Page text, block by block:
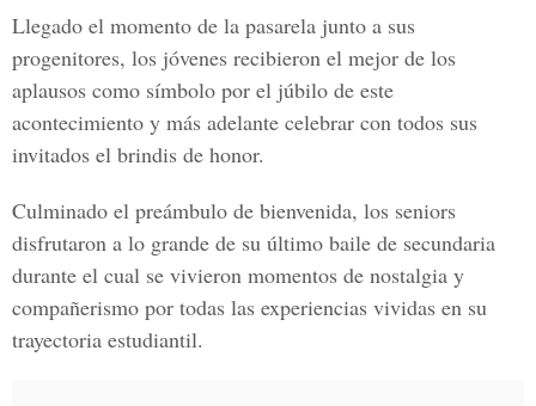
Llegado el momento de la pasarela junto a sus
progenitores, los jóvenes recibieron el mejor de los
aplausos como símbolo por el júbilo de este
acontecimiento y más adelante celebrar con todos sus
invitados el brindis de honor.
Culminado el preámbulo de bienvenida, los seniors
disfrutaron a lo grande de su último baile de secundaria
durante el cual se vivieron momentos de nostalgia y
compañerismo por todas las experiencias vividas en su
trayectoria estudiantil.